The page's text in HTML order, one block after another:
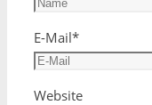
E-Mail*
Website